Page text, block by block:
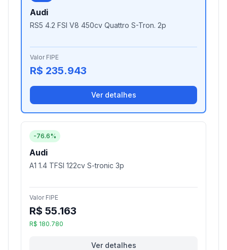
Audi
RS5 4.2 FSI V8 450cv Quattro S-Tron. 2p
Valor FIPE
R$ 235.943
Ver detalhes
-76.6%
Audi
A1 1.4 TFSI 122cv S-tronic 3p
Valor FIPE
R$ 55.163
R$ 180.780
Ver detalhes